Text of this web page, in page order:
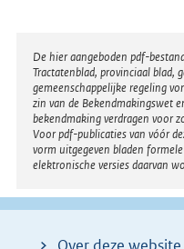
Disclaimer
De hier aangeboden pdf-
Tractatenblad, provinciaal blad,
gemeenschappelijke regeling
zin van de Bekendmakingswet
bekendmaking verdragen voor
Voor pdf-publicaties van vóór
vorm uitgegeven bladen
elektronische versies daarvan